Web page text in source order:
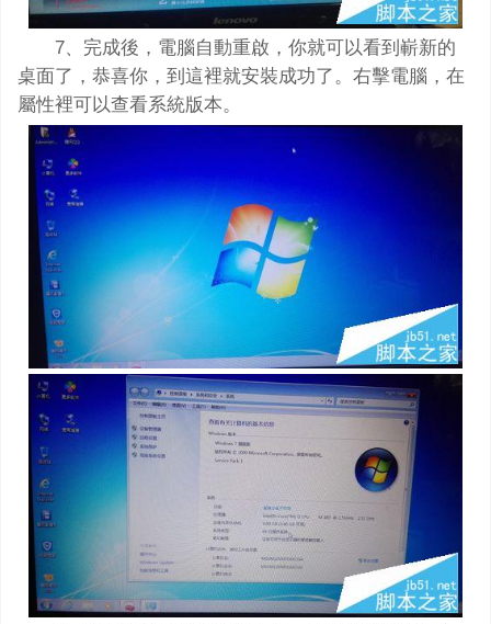
7、完成後，電腦自動重啟，你就可以看到嶄新的
桌面了，恭喜你，到這裡就安裝成功了。右擊電腦，在
屬性裡可以查看系統版本。